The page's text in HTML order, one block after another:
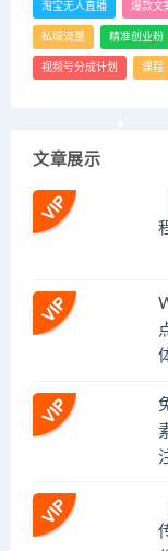
淘宝无人直播 爆款文
私域流量 精准创业粉
视频号分成计划 课程
文章展示